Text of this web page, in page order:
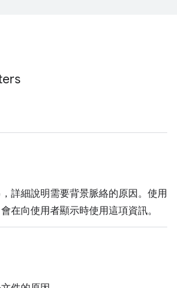
詳細說明需要背景脈絡的原因。使用
在向使用者顯示時使用這項資訊。